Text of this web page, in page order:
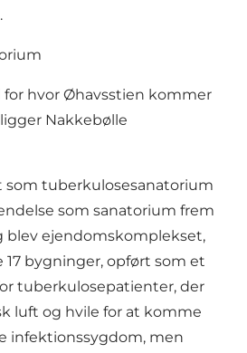
for hvor Øhavsstien kommer
Nakkebølle
som tuberkulosesanatorium
som sanatorium frem
blev ejendomskomplekset,
17 bygninger, opført som et
tuberkulosepatienter, der
luft og hvile for at komme
infektionssygdom, men